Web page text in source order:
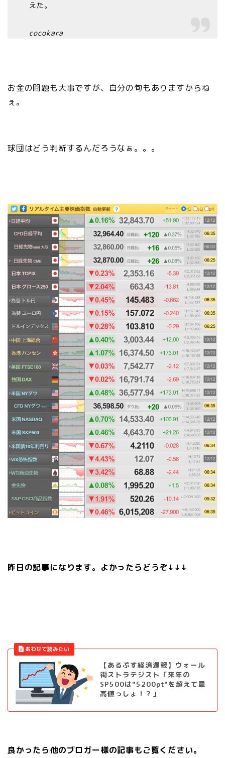
えた。
cocokara
お金の問題も大事ですが、自分の旬もありますからね
ぇ。
球団はどう判断するんだろうなぁ。。。
昨日の記事になります。よかったらどうぞ↓↓↓
【あるぷす経済遅報】ウォール
街ストラテジスト「来年の
SP500は"5200pt"を超えて最
高値っしょ！？」
良かったら他のブロガー様の記事もご覧ください。